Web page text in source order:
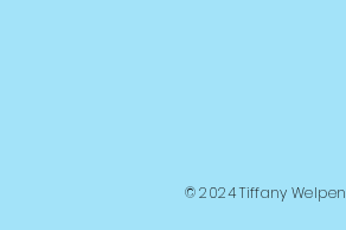
© 2024 Tiffany Welpen